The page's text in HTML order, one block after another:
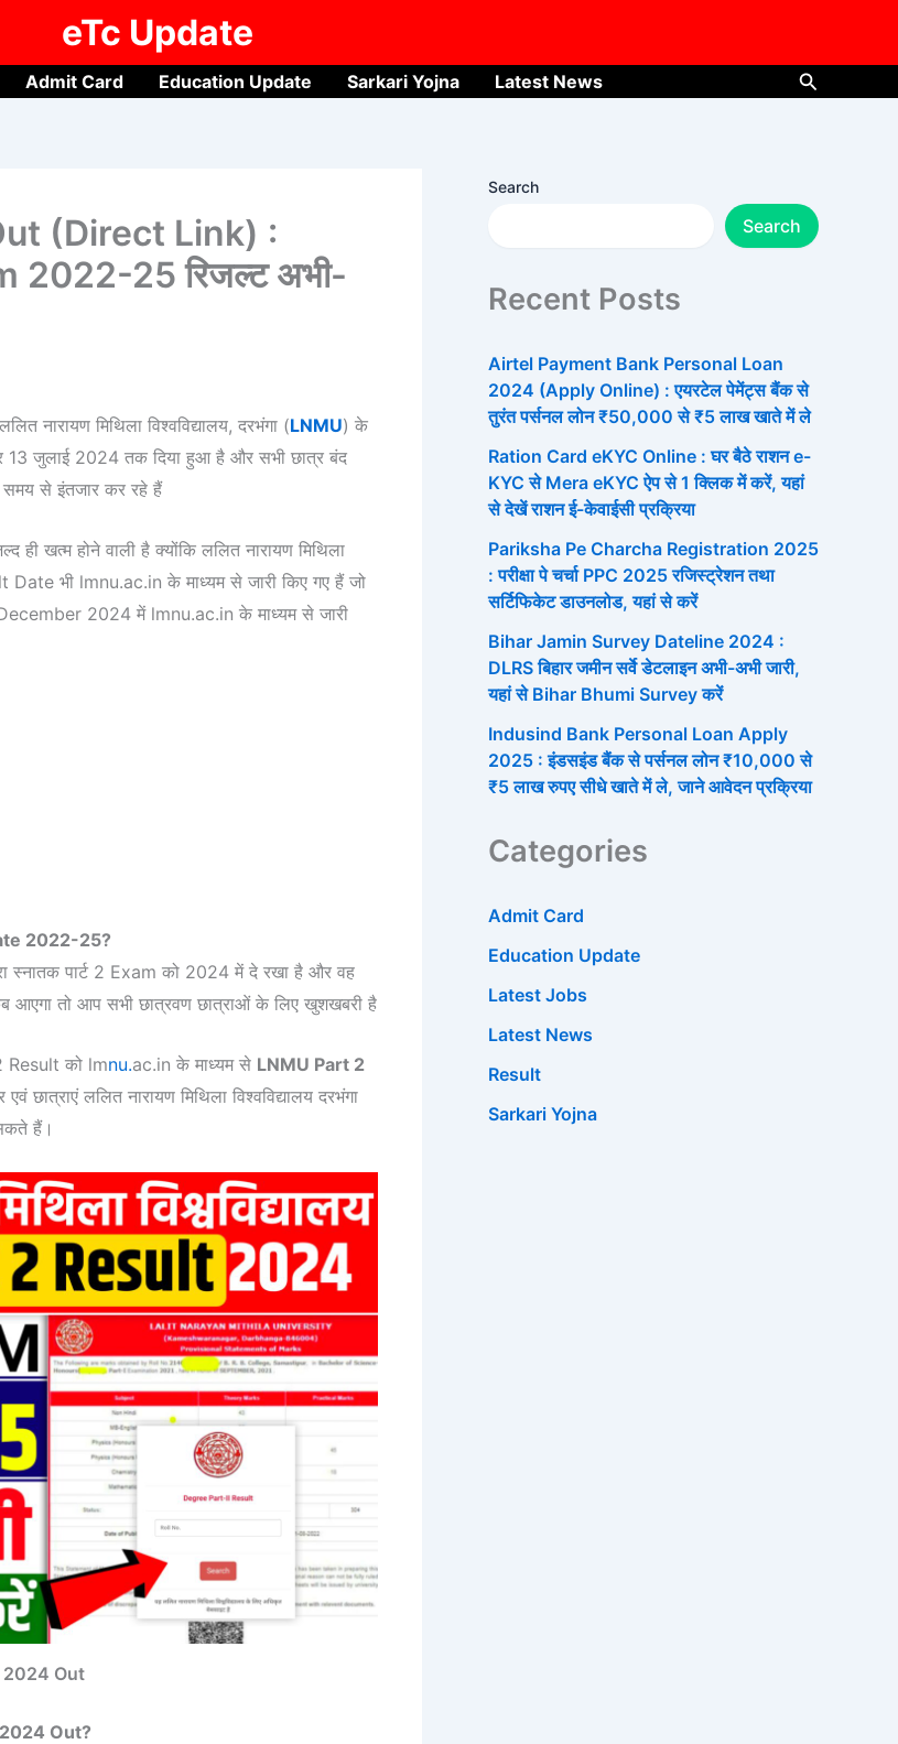
eTc Update
Admit Card Education Update Sarkari Yojna Latest News Search
(Direct Link) :
2022-25 रिजल्ट अभी-
मिथिला विश्वविद्यालय, दरभंगा (LNMU) के
13 जुलाई 2024 तक दिया हुआ है और सभी छात्र बंद
से इंतजार कर रहे हैं
खत्म होने वाली है क्योंकि ललित नारायण मिथिला
Date भी lmnu.ac.in के माध्यम से जारी किए गए हैं जो
2024 में lmnu.ac.in के माध्यम से जारी
2022-25?
स्नातक पार्ट 2 Exam को 2024 में दे रखा है और वह
तो आप सभी छात्रवण छात्राओं के लिए खुशखबरी है
2 Result को lmnu.ac.in के माध्यम से LNMU Part 2
छात्राएं ललित नारायण मिथिला विश्वविद्यालय दरभंगा
हैं।
2024 Out
Out?
Search
Search
Recent Posts
Airtel Payment Bank Personal Loan
2024 (Apply Online) : एयरटेल पेमेंट्स बैंक से
तुरंत पर्सनल लोन ₹50,000 से ₹5 लाख खाते में ले
Ration Card eKYC Online : घर बैठे राशन e-
KYC से Mera eKYC ऐप से 1 क्लिक में करें, यहां
से देखें राशन ई-केवाईसी प्रक्रिया
Pariksha Pe Charcha Registration 2025
: परीक्षा पे चर्चा PPC 2025 रजिस्ट्रेशन तथा
सर्टिफिकेट डाउनलोड, यहां से करें
Bihar Jamin Survey Dateline 2024 :
DLRS बिहार जमीन सर्वे डेटलाइन अभी-अभी जारी,
यहां से Bihar Bhumi Survey करें
Indusind Bank Personal Loan Apply
2025 : इंडसइंड बैंक से पर्सनल लोन ₹10,000 से
₹5 लाख रुपए सीधे खाते में ले, जाने आवेदन प्रक्रिया
Categories
Admit Card
Education Update
Latest Jobs
Latest News
Result
Sarkari Yojna